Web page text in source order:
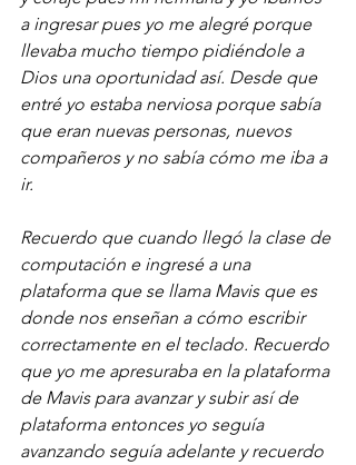
a ingresar pues yo me alegré porque
llevaba mucho tiempo pidiéndole a
Dios una oportunidad así. Desde que
entré yo estaba nerviosa porque sabía
que eran nuevas personas, nuevos
compañeros y no sabía cómo me iba a
ir.
Recuerdo que cuando llegó la clase de
computación e ingresé a una
plataforma que se llama Mavis que es
donde nos enseñan a cómo escribir
correctamente en el teclado. Recuerdo
que yo me apresuraba en la plataforma
de Mavis para avanzar y subir así de
plataforma entonces yo seguía
avanzando seguía adelante y recuerdo